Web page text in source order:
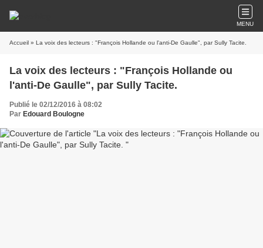
MENU
Accueil » La voix des lecteurs : "François Hollande ou l'anti-De Gaulle", par Sully Tacite.
La voix des lecteurs : "François Hollande ou
l'anti-De Gaulle", par Sully Tacite.
Publié le 02/12/2016 à 08:02
Par Edouard Boulogne